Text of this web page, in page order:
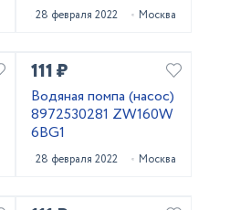
28 февраля 2022 Москва
111 ₽
Водяная помпа (насос)
8972530281 ZW160W
6BG1
28 февраля 2022 Москва